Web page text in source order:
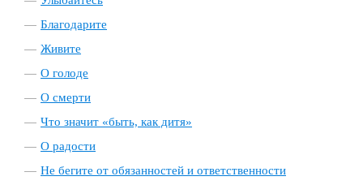
Благодарите
Живите
О голоде
О смерти
Что значит «быть, как дитя»
О радости
Не бегите от обязанностей и ответственности